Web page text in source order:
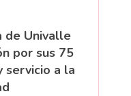
de Univalle
por sus 75
servicio a la